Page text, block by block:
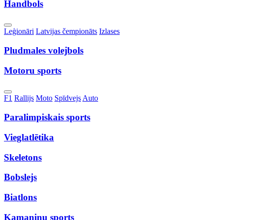
Handbols
Toggle
Dropdown
Leģionāri Latvijas čempionāts Izlases
Pludmales volejbols
Motoru sports
Toggle
Dropdown
F1 Rallijs Moto SpīdvejsAuto
Paralimpiskais sports
Vieglatlētika
Skeletons
Bobslejs
Biatlons
Kamaniņu sports